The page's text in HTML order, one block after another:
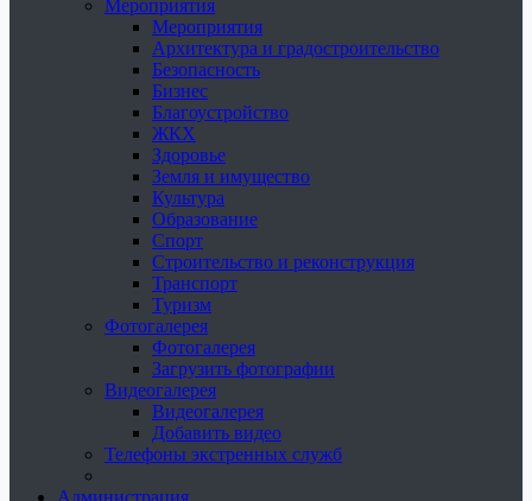
Мероприятия
Мероприятия
Архитектура и градостроительство
Безопасность
Бизнес
Благоустройство
ЖКХ
Здоровье
Земля и имущество
Культура
Образование
Спорт
Строительство и реконструкция
Транспорт
Туризм
Фотогалерея
Фотогалерея
Загрузить фотографии
Видеогалерея
Видеогалерея
Добавить видео
Телефоны экстренных служб
Администрация